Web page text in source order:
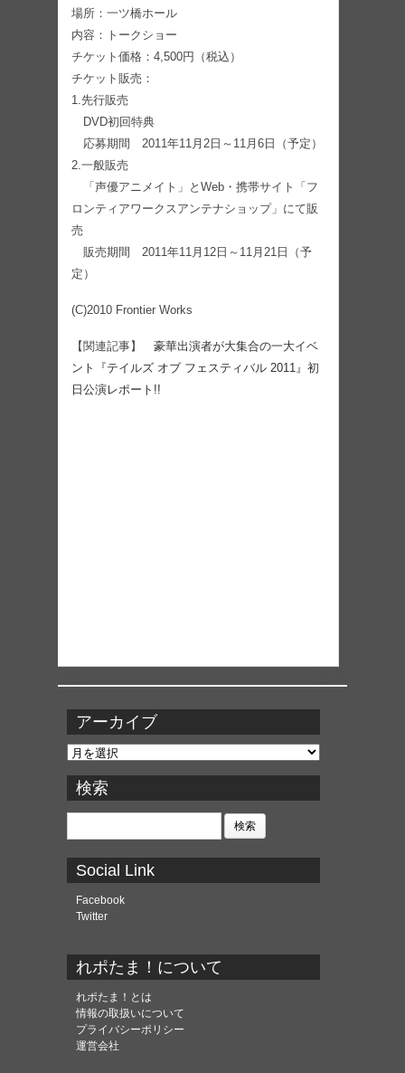
場所：一ツ橋ホール
内容：トークショー
チケット価格：4,500円（税込）
チケット販売：
1.先行販売
DVD初回特典
応募期間 2011年11月2日～11月6日（予定）
2.一般販売
「声優アニメイト」とWeb・携帯サイト「フ
ロンティアワークスアンテナショップ」にて販
売
販売期間 2011年11月12日～11月21日（予
定）
(C)2010 Frontier Works
【関連記事】 豪華出演者が大集合の一大イベ
ント『テイルズ オブ フェスティバル 2011』初
日公演レポート!!
アーカイブ
ア
カ
イ
ブ
検索
検
Social Link
Facebook
Twitter
れポたま！について
れポたま！とは
情報の取扱いについて
プライバシーポリシー
運営会社